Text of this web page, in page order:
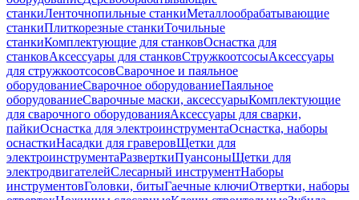
станкиЛенточнопильные станкиМеталлообрабатывающие
станкиПлиткорезные станкиТочильные
станкиКомплектующие для станковОснастка для
станковАксессуары для станковСтружкоотсосыАксессуары
для стружкоотсосовСварочное и паяльное
оборудованиеСварочное оборудованиеПаяльное
оборудованиеСварочные маски, аксессуарыКомплектующие
для сварочного оборудованияАксессуары для сварки,
пайкиОснастка для электроинструментаОснастка, наборы
оснасткиНасадки для граверовЩетки для
электроинструментаРазверткиПуансоныЩетки для
электродвигателейСлесарный инструментНаборы
инструментовГоловки, битыГаечные ключиОтвертки, наборы